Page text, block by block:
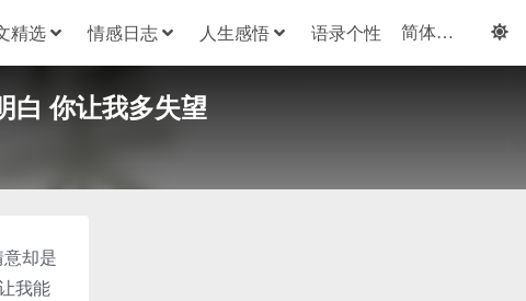
精选 情感日志 人生感悟 语录个性
白 你让我多失望
却是
我能